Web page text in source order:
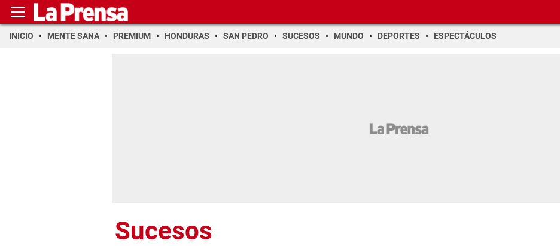
INICIO MENTE SANA PREMIUM HONDURAS SAN PEDRO SUCESOS MUNDO DEPORTES ESPECTÁCULOS
Sucesos